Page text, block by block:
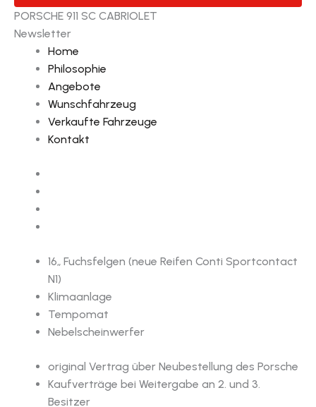
PORSCHE 911 SC CABRIOLET
Newsletter
Home
Philosophie
Angebote
Wunschfahrzeug
Verkaufte Fahrzeuge
Kontakt
16„ Fuchsfelgen (neue Reifen Conti Sportcontact
N1)
Klimaanlage
Tempomat
Nebelscheinwerfer
original Vertrag über Neubestellung des Porsche
Kaufverträge bei Weitergabe an 2. und 3.
Besitzer